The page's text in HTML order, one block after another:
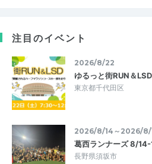
注目のイベント
2026/8/22
ゆるっと街RUN＆
東京都千代田区
2026/8/14～2026/8/
葛西ランナーズ 8/
長野県須坂市